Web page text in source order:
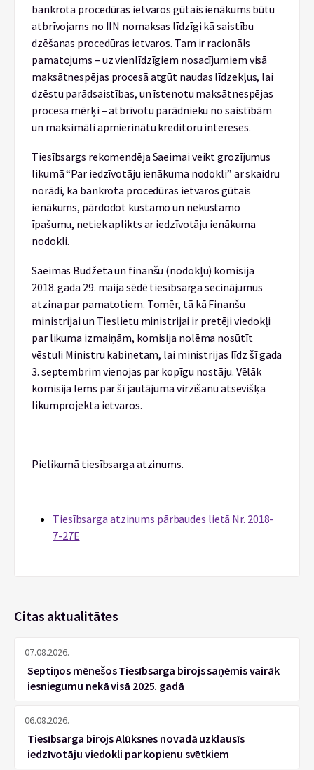
bankrota procedūras ietvaros gūtais ienākums būtu
atbrīvojams no IIN nomaksas līdzīgi kā saistību
dzēšanas procedūras ietvaros. Tam ir racionāls
pamatojums – uz vienlīdzīgiem nosacījumiem visā
maksātnespējas procesā atgūt naudas līdzekļus, lai
dzēstu parādsaistības, un īstenotu maksātnespējas
procesa mērķi – atbrīvotu parādnieku no saistībām
un maksimāli apmierinātu kreditoru intereses.
Tiesībsargs rekomendēja Saeimai veikt grozījumus
likumā “Par iedzīvotāju ienākuma nodokli” ar skaidru
norādi, ka bankrota procedūras ietvaros gūtais
ienākums, pārdodot kustamo un nekustamo
īpašumu, netiek aplikts ar iedzīvotāju ienākuma
nodokli.
Saeimas Budžeta un finanšu (nodokļu) komisija
2018. gada 29. maija sēdē tiesībsarga secinājumus
atzina par pamatotiem. Tomēr, tā kā Finanšu
ministrijai un Tieslietu ministrijai ir pretēji viedokļi
par likuma izmaiņām, komisija nolēma nosūtīt
vēstuli Ministru kabinetam, lai ministrijas līdz šī gada
3. septembrim vienojas par kopīgu nostāju. Vēlāk
komisija lems par šī jautājuma virzīšanu atsevišķa
likumprojekta ietvaros.
Pielikumā tiesībsarga atzinums.
Tiesībsarga atzinums pārbaudes lietā Nr. 2018-
7-27E
Citas aktualitātes
07.08.2026.
Septiņos mēnešos Tiesībsarga birojs saņēmis vairāk
iesniegumu nekā visā 2025. gadā
06.08.2026.
Tiesībsarga birojs Alūksnes novadā uzklausīs
iedzīvotāju viedokli par kopienu svētkiem